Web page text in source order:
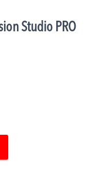
Studio PRO